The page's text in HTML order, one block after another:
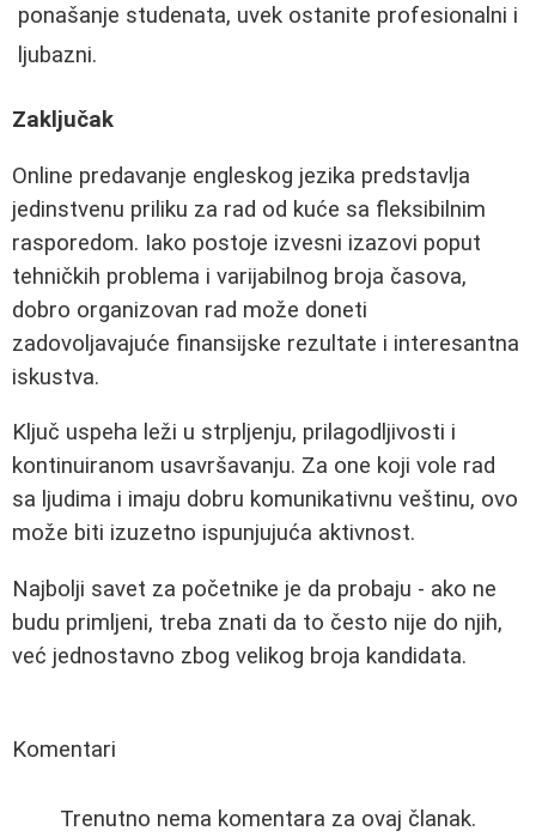
ponašanje studenata, uvek ostanite profesionalni i
ljubazni.
Zaključak
Online predavanje engleskog jezika predstavlja
jedinstvenu priliku za rad od kuće sa fleksibilnim
rasporedom. Iako postoje izvesni izazovi poput
tehničkih problema i varijabilnog broja časova,
dobro organizovan rad može doneti
zadovoljavajuće finansijske rezultate i interesantna
iskustva.
Ključ uspeha leži u strpljenju, prilagodljivosti i
kontinuiranom usavršavanju. Za one koji vole rad
sa ljudima i imaju dobru komunikativnu veštinu, ovo
može biti izuzetno ispunjujuća aktivnost.
Najbolji savet za početnike je da probaju - ako ne
budu primljeni, treba znati da to često nije do njih,
već jednostavno zbog velikog broja kandidata.
Komentari
Trenutno nema komentara za ovaj članak.